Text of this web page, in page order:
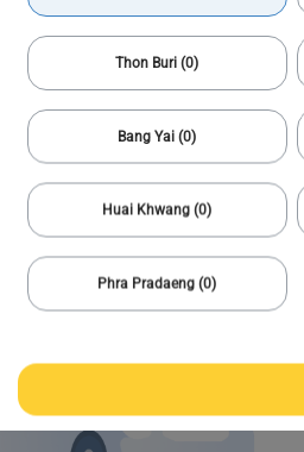
Thon Buri (0)
Bang Yai (0)
Huai Khwang (0)
Phra Pradaeng (0)
รับการแจ้งเตื